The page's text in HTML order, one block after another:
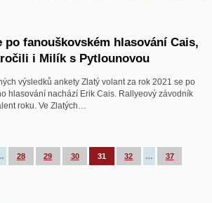
po fanouškovském hlasování Cais,
i Milík s Pytlounovou
výsledků ankety Zlatý volant za rok 2021 se po
hlasování nachází Erik Cais. Rallyeový závodník
roku. Ve Zlatých…
28 29 30 31 32 … 37